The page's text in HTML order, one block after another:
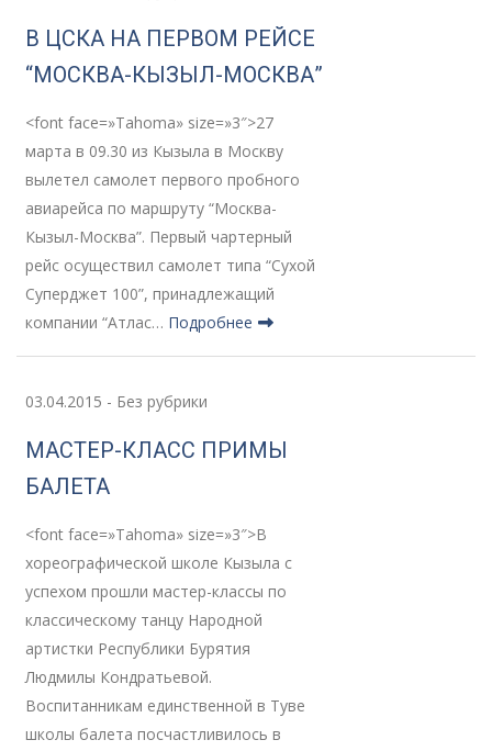
В ЦСКА НА ПЕРВОМ РЕЙСЕ
“МОСКВА-КЫЗЫЛ-МОСКВА”
<font face=»Tahoma» size=»3″>27
марта в 09.30 из Кызыла в Москву
вылетел самолет первого пробного
авиарейса по маршруту “Москва-
Кызыл-Москва”. Первый чартерный
рейс осуществил самолет типа “Сухой
Суперджет 100”, принадлежащий
компании “Атлас… Подробнее
03.04.2015 - Без рубрики
МАСТЕР-КЛАСС ПРИМЫ
БАЛЕТА
<font face=»Tahoma» size=»3″>В
хореографической школе Кызыла с
успехом прошли мастер-классы по
классическому танцу Народной
артистки Республики Бурятия
Людмилы Кондратьевой.
Воспитанникам единственной в Туве
школы балета посчастливилось в